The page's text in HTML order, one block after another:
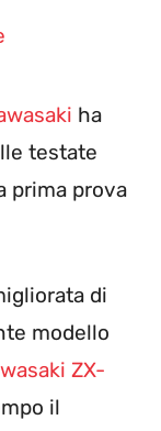
ha
testate
prima prova
di
modello
ZX-
il